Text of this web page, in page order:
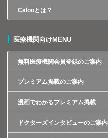
Calooとは？
医療機関向けMENU
無料医療機関会員登録のご案内
プレミアム掲載のご案内
漫画でわかるプレミアム掲載
ドクターズインタビューのご案内